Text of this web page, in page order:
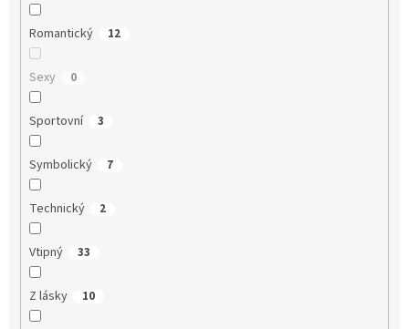
Romantický 12
Sexy 0
Sportovní 3
Symbolický 7
Technický 2
Vtipný 33
Z lásky 10